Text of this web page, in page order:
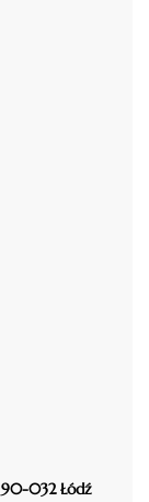
90-032 Łódź